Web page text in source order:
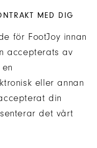
MED DIG
för FootJoy innan
accepterats av
eller annan
din
det vårt